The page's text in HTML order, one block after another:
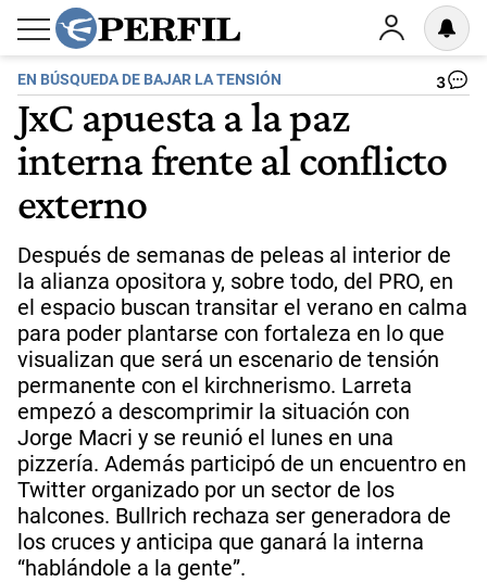
EN BÚSQUEDA DE BAJAR LA TENSIÓN 3
JxC apuesta a la paz
interna frente al conflicto
externo
Después de semanas de peleas al interior de
la alianza opositora y, sobre todo, del PRO, en
el espacio buscan transitar el verano en calma
para poder plantarse con fortaleza en lo que
visualizan que será un escenario de tensión
permanente con el kirchnerismo. Larreta
empezó a descomprimir la situación con
Jorge Macri y se reunió el lunes en una
pizzería. Además participó de un encuentro en
Twitter organizado por un sector de los
halcones. Bullrich rechaza ser generadora de
los cruces y anticipa que ganará la interna
“hablándole a la gente”.